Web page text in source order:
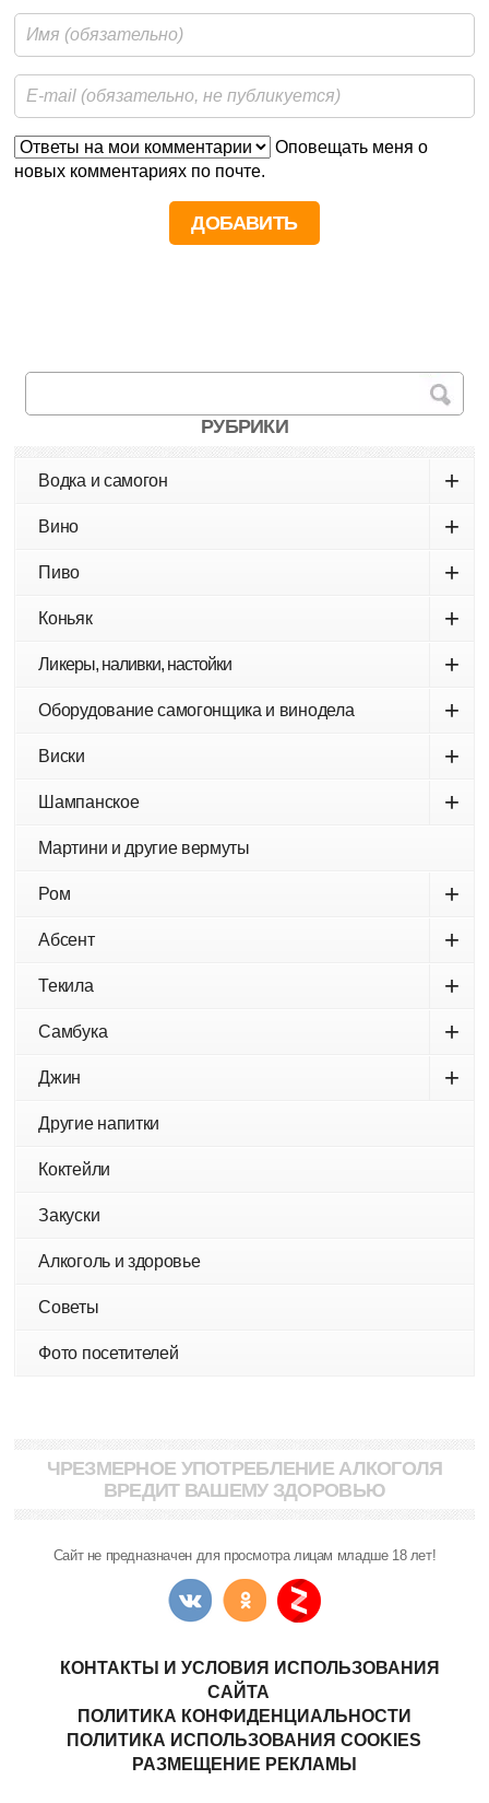
Оповещать меня о
новых комментариях по почте.
РУБРИКИ
Водка и самогон +
Вино +
Пиво +
Коньяк +
Ликеры, наливки, настойки +
Оборудование самогонщика и винодела +
Виски +
Шампанское +
Мартини и другие вермуты
Ром +
Абсент +
Текила +
Самбука +
Джин +
Другие напитки
Коктейли
Закуски
Алкоголь и здоровье
Советы
Фото посетителей
ЧРЕЗМЕРНОЕ УПОТРЕБЛЕНИЕ АЛКОГОЛЯ
ВРЕДИТ ВАШЕМУ ЗДОРОВЬЮ
Сайт не предназначен для просмотра лицам младше 18 лет!
КОНТАКТЫ И УСЛОВИЯ ИСПОЛЬЗОВАНИЯ
САЙТА
ПОЛИТИКА КОНФИДЕНЦИАЛЬНОСТИ
ПОЛИТИКА ИСПОЛЬЗОВАНИЯ COOKIES
РАЗМЕЩЕНИЕ РЕКЛАМЫ